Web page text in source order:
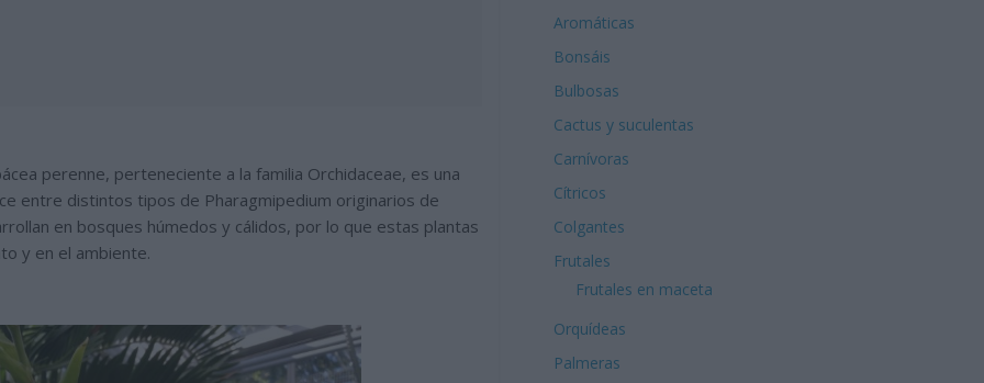
perenne, perteneciente a la familia Orchidaceae, es una
entre distintos tipos de Pharagmipedium originarios de
en bosques húmedos y cálidos, por lo que estas plantas
y en el ambiente.
Aromáticas
Bonsáis
Bulbosas
Cactus y suculentas
Carnívoras
Cítricos
Colgantes
Frutales
Frutales en maceta
Orquídeas
Palmeras